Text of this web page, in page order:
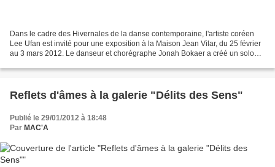
Dans le cadre des Hivernales de la danse contemporaine, l'artiste coréen
Lee Ufan est invité pour une exposition à la Maison Jean Vilar, du 25 février
au 3 mars 2012. Le danseur et chorégraphe Jonah Bokaer a créé un solo
Reflets d'âmes à la galerie "Délits des Sens"
Publié le 29/01/2012 à 18:48
Par MAC'A